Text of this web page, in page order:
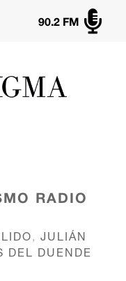

90.2 FM
RADIO
, JULIÁN
DEL DUENDE